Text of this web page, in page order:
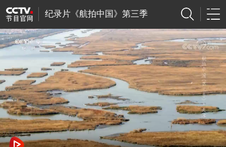
纪录片《航拍中国》第三季